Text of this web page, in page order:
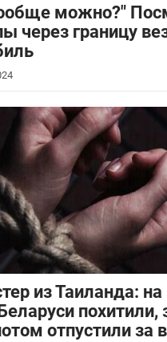
можно?"
через границу
из Таиланда:
похитили,
отпустили за